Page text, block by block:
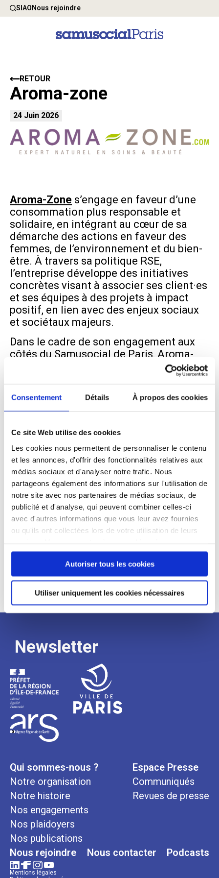
Consentement Détails À propos des cookies
Ce site Web utilise des cookies
Les cookies nous permettent de personnaliser le contenu
et les annonces, d'offrir des fonctionnalités relatives aux
médias sociaux et d'analyser notre trafic. Nous
partageons également des informations sur l'utilisation de
notre site avec nos partenaires de médias sociaux, de
publicité et d'analyse, qui peuvent combiner celles-ci
avec d'autres informations que vous leur avez fournies
ou qu'ils ont collectées lors de votre utilisation de leurs
continuez à utiliser notre site Web.
Autoriser tous les cookies
Utiliser uniquement les cookies nécessaires
SIAONous rejoindre
Aroma-zone
RETOUR
24 Juin 2026
Aroma-Zone s’engage en faveur d’une
consommation plus responsable et
solidaire, en intégrant au cœur de sa
démarche des actions en faveur des
femmes, de l’environnement et du bien-
être. À travers sa politique RSE,
l’entreprise développe des initiatives
concrètes visant à associer ses client·es
et ses équipes à des projets à impact
positif, en lien avec des enjeux sociaux
et sociétaux majeurs.
Dans le cadre de son engagement aux
côtés du Samusocial de Paris, Aroma-
Zone a mis en place un dispositif
l’ensemble de ses boutiques à travers le
monde ainsi que sur son site en ligne, au
profit de L’Oasis. Ce lieu d’accueil,
d’hygiène et de soins dédié aux femmes
services essentiels tels que
l’accompagnement social, l’accès aux
droits, les soins médicaux, ainsi que des
ateliers de bien-être et d’insertion.
Chaque don contribue à offrir un
moment de répit, d’écoute et de dignité
aux femmes accompagnées, en
Newsletter
Qui sommes-nous ?
Notre organisation
Notre histoire
Nos engagements
Nos plaidoyers
Nos publications
Espace Presse
Communiqués
Revues de presse
Nous rejoindre Nous contacter Podcasts
Mentions légales